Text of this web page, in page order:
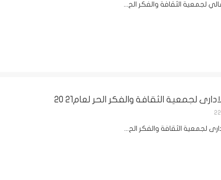
لجمعية الثقافة والفكر الح...
لجمعية الثقافة والفكر الحر لعام21 20
لجمعية الثقافة والفكر الح...